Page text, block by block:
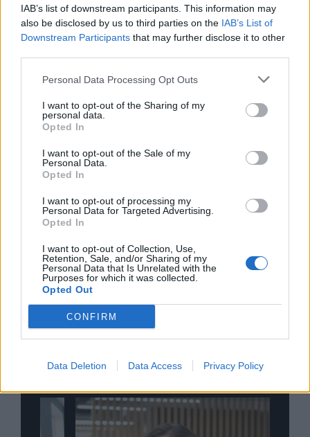
IAB’s list of downstream participants. This information may
also be disclosed by us to third parties on the IAB’s List of
Downstream Participants that may further disclose it to other
Personal Data Processing Opt Outs
I want to opt-out of the Sharing of my
personal data.
Opted In
I want to opt-out of the Sale of my
Personal Data.
Opted In
I want to opt-out of processing my
Personal Data for Targeted Advertising.
Opted In
I want to opt-out of Collection, Use,
Retention, Sale, and/or Sharing of my
Personal Data that Is Unrelated with the
Purposes for which it was collected.
Opted Out
CONFIRM
Data Deletion Data Access Privacy Policy
και μάθετε πρώτοι όλα τα επιχειρηματικά νέα
Δείτε όλες τις τελευταίες επιχειρηματικές
Ειδήσεις
Σχολιάστε
... σχόλια| Κάνε click για να σχολιάσεις